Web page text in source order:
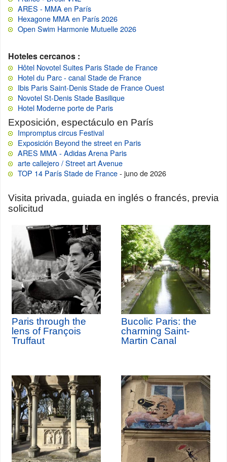
ARES - MMA en París
Hexagone MMA en París 2026
Open Swim Harmonie Mutuelle 2026
Hoteles cercanos :
Hôtel Novotel Suites Paris Stade de France
Hotel du Parc - canal Stade de France
Ibis Paris Saint-Denis Stade de France Ouest
Novotel St-Denis Stade Basilique
Hotel Moderne porte de Paris
Exposición, espectáculo en París
Impromptus circus Festival
Exposición Beyond the street en Paris
ARES MMA - Adidas Arena Paris
arte callejero / Street art Avenue
TOP 14 París Stade de France- juno de 2026
Visita privada, guiada en inglés o francés, previa
solicitud
Paris through the
lens of François
Truffaut
Bucolic Paris: the
charming Saint-
Martin Canal